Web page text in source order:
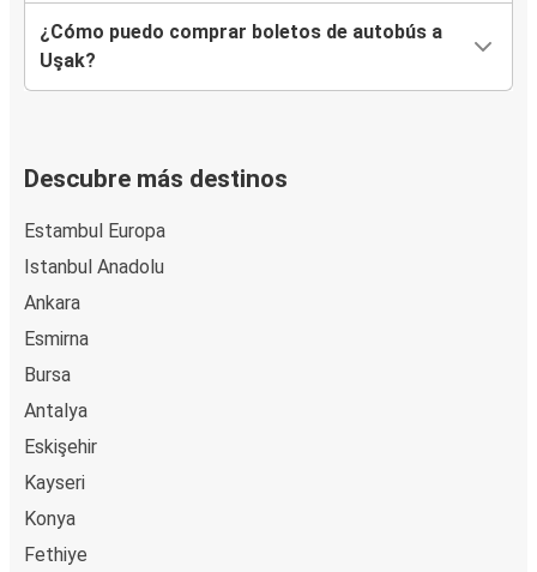
¿Cómo puedo comprar boletos de autobús a
Uşak?
Descubre más destinos
Estambul Europa
Istanbul Anadolu
Ankara
Esmirna
Bursa
Antalya
Eskişehir
Kayseri
Konya
Fethiye